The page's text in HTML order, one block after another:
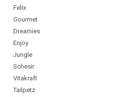
Felix
Gourmet
Dreamies
Enjoy
Jungle
Schesir
Vitakraft
Tailpetz